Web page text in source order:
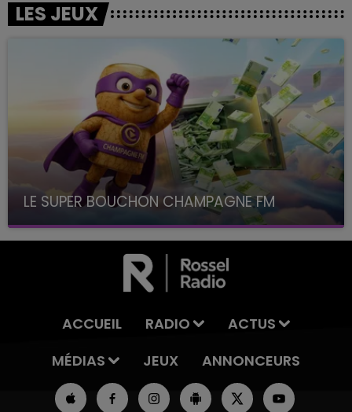
LES JEUX
LE SUPER BOUCHON CHAMPAGNE FM
avec La Famille Champagne FM, à 8H10
ACCUEIL RADIO
ACTUS
MÉDIAS
JEUX ANNONCEURS